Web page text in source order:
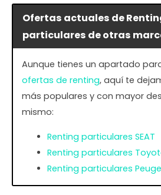
Ofertas actuales de
particulares de otras
Aunque tienes un apartado
ofertas de renting, aquí te
más populares y con mayor
mismo:
Renting particulares SEAT
Renting particulares
Renting particulares